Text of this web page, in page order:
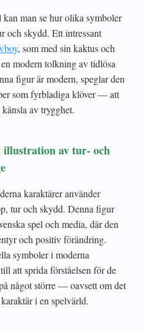
kan man se hur olika symboler
och skydd. Ett intressant
, som med sin kaktus och
modern tolkning av tidlösa
figur är modern, speglar den
som fyrbladiga klöver — att
av trygghet.
illustration av tur- och
karaktärer använder
tur och skydd. Denna figur
spel och media, där den
och positiv förändring.
symboler i moderna
att sprida förståelsen för de
något större — oavsett om det
i en spelvärld.